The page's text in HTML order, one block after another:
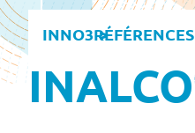
INNO3RÉFÉRENCES
INALCO